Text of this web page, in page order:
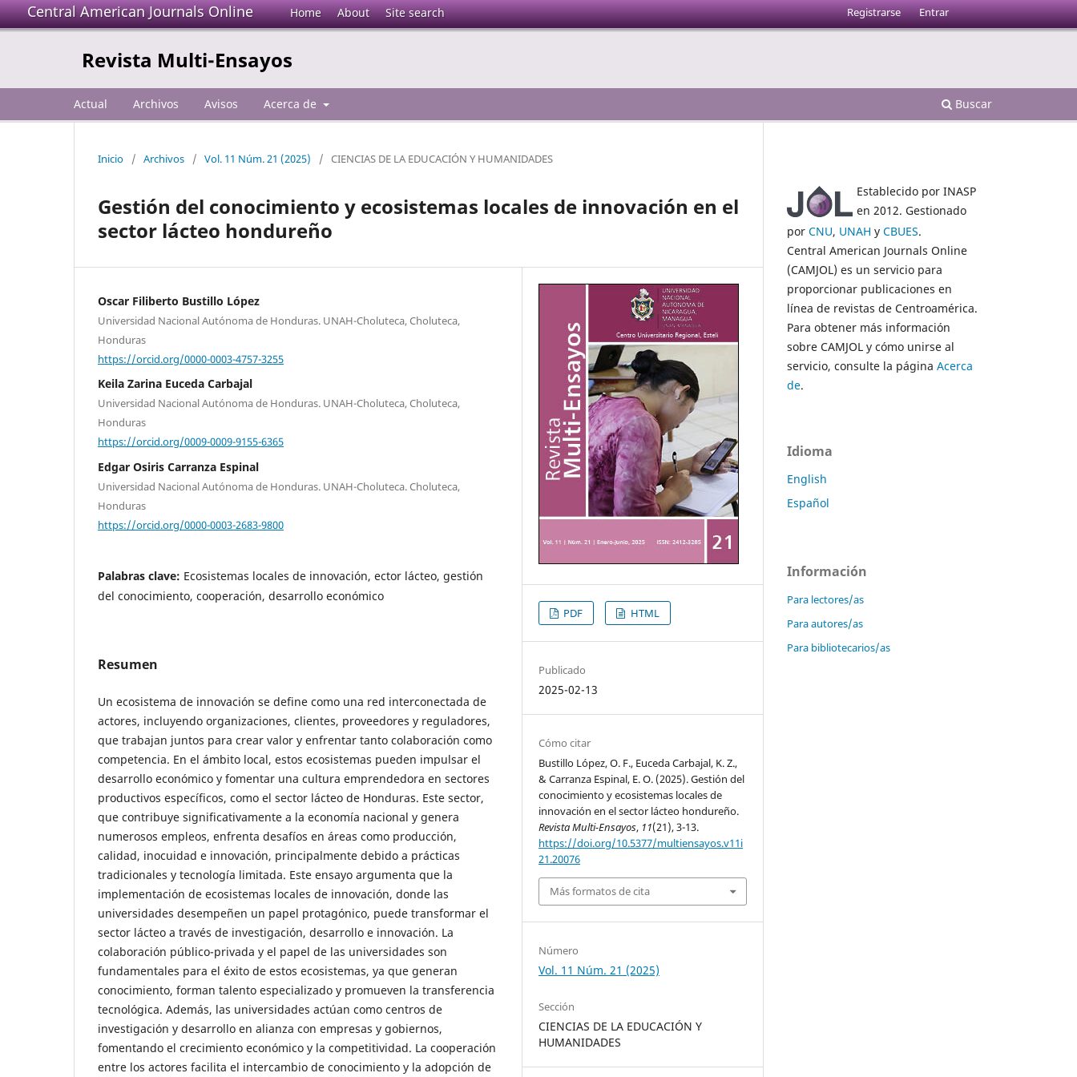
Central American Journals Online Home About Site search
Revista Multi-Ensayos
Actual Archivos Avisos Acerca de Buscar
Registrarse Entrar
Inicio / Archivos / Vol. 11 Núm. 21 (2025) / CIENCIAS DE LA EDUCACIÓN Y HUMANIDADES
Gestión del conocimiento y ecosistemas locales de innovación en el
sector lácteo hondureño
Oscar Filiberto Bustillo López
Universidad Nacional Autónoma de Honduras. UNAH-Choluteca, Choluteca,
Honduras
https://orcid.org/0000-0003-4757-3255
Keila Zarina Euceda Carbajal
Universidad Nacional Autónoma de Honduras. UNAH-Choluteca, Choluteca,
Honduras
https://orcid.org/0009-0009-9155-6365
Edgar Osiris Carranza Espinal
Universidad Nacional Autónoma de Honduras. UNAH-Choluteca. Choluteca,
Honduras
https://orcid.org/0000-0003-2683-9800
Palabras clave: Ecosistemas locales de innovación, ector lácteo, gestión
del conocimiento, cooperación, desarrollo económico
Resumen
Un ecosistema de innovación se define como una red interconectada de
actores, incluyendo organizaciones, clientes, proveedores y reguladores,
que trabajan juntos para crear valor y enfrentar tanto colaboración como
competencia. En el ámbito local, estos ecosistemas pueden impulsar el
desarrollo económico y fomentar una cultura emprendedora en sectores
productivos específicos, como el sector lácteo de Honduras. Este sector,
que contribuye significativamente a la economía nacional y genera
numerosos empleos, enfrenta desafíos en áreas como producción,
calidad, inocuidad e innovación, principalmente debido a prácticas
tradicionales y tecnología limitada. Este ensayo argumenta que la
implementación de ecosistemas locales de innovación, donde las
universidades desempeñen un papel protagónico, puede transformar el
sector lácteo a través de investigación, desarrollo e innovación. La
colaboración público-privada y el papel de las universidades son
fundamentales para el éxito de estos ecosistemas, ya que generan
conocimiento, forman talento especializado y promueven la transferencia
tecnológica. Además, las universidades actúan como centros de
investigación y desarrollo en alianza con empresas y gobiernos,
fomentando el crecimiento económico y la competitividad. La cooperación
entre los actores facilita el intercambio de conocimiento y la adopción de
PDF HTML
Publicado
2025-02-13
Cómo citar
Bustillo López, O. F., Euceda Carbajal, K. Z.,
& Carranza Espinal, E. O. (2025). Gestión del
conocimiento y ecosistemas locales de
innovación en el sector lácteo hondureño.
Revista Multi-Ensayos, 11(21), 3-13.
https://doi.org/10.5377/multiensayos.v11i
21.20076
Más formatos de cita
Número
Vol. 11 Núm. 21 (2025)
Sección
CIENCIAS DE LA EDUCACIÓN Y
HUMANIDADES
Establecido por INASP
en 2012. Gestionado
por CNU, UNAH y CBUES.
Central American Journals Online
(CAMJOL) es un servicio para
proporcionar publicaciones en
línea de revistas de Centroamérica.
Para obtener más información
sobre CAMJOL y cómo unirse al
servicio, consulte la página Acerca
de.
Idioma
English
Español
Información
Para lectores/as
Para autores/as
Para bibliotecarios/as